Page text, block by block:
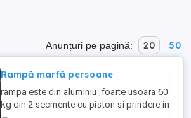
Anunțuri pe pagină: 20 50
Rampă marfă persoane
rampa este din aluminiu ,foarte usoara 60
kg din 2 secmente cu piston si prindere in